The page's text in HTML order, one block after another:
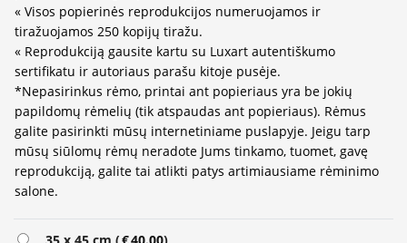
« Visos popierinės reprodukcijos numeruojamos ir
tiražuojamos 250 kopijų tiražu.
« Reprodukciją gausite kartu su Luxart autentiškumo
sertifikatu ir autoriaus parašu kitoje pusėje.
*Nepasirinkus rėmo, printai ant popieriaus yra be jokių
papildomų rėmelių (tik atspaudas ant popieriaus). Rėmus
galite pasirinkti mūsų internetiniame puslapyje. Jeigu tarp
mūsų siūlomų rėmų neradote Jums tinkamo, tuomet, gavę
reprodukciją, galite tai atlikti patys artimiausiame rėminimo
salone.
Alternative: